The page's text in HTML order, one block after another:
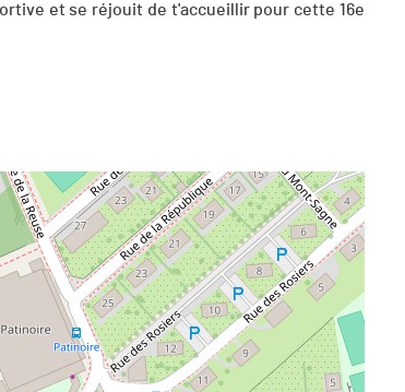
et se réjouit de t'accueillir pour cette 16e